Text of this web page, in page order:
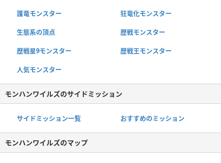
護竜モンスター 狂竜化モンスター
生態系の頂点 歴戦モンスター
歴戦星9モンスター 歴戦王モンスター
人気モンスター
モンハンワイルズのサイドミッション
サイドミッション一覧 おすすめのミッション
モンハンワイルズのマップ